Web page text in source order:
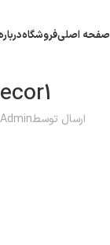
صفحه اصلیفروشگاه
ارسال توسط